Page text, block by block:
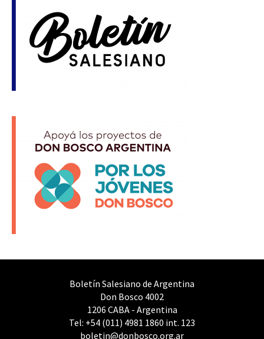
Boletín Salesiano de Argentina
Don Bosco 4002
1206 CABA - Argentina
Tel: +54 (011) 4981 1860 int. 123
boletin@donbosco.org.ar